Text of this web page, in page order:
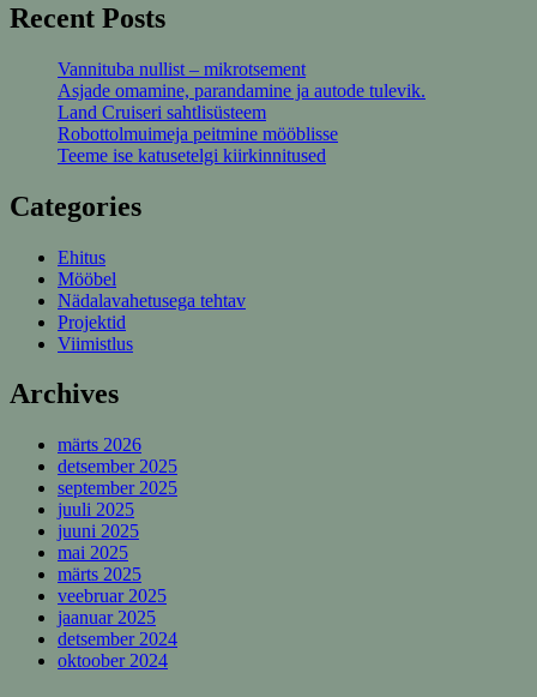
Recent Posts
Vannituba nullist – mikrotsement
Asjade omamine, parandamine ja autode tulevik.
Land Cruiseri sahtlisüsteem
Robottolmuimeja peitmine mööblisse
Teeme ise katusetelgi kiirkinnitused
Categories
Ehitus
Mööbel
Nädalavahetusega tehtav
Projektid
Viimistlus
Archives
märts 2026
detsember 2025
september 2025
juuli 2025
juuni 2025
mai 2025
märts 2025
veebruar 2025
jaanuar 2025
detsember 2024
oktoober 2024